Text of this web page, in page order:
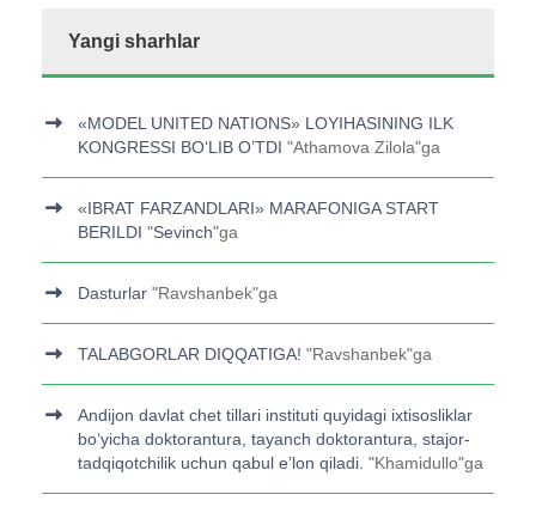
Yangi sharhlar
«MODEL UNITED NATIONS» LOYIHASINING ILK
KONGRESSI BOʻLIB O’TDI "Athamova Zilola"ga
«IBRAT FARZANDLARI» MARAFONIGA START
BERILDI "Sevinch"ga
Dasturlar "Ravshanbek"ga
TALABGORLAR DIQQATIGA! "Ravshanbek"ga
Andijon davlat chet tillari instituti quyidagi ixtisosliklar
bo‘yicha doktorantura, tayanch doktorantura, stajor-
tadqiqotchilik uchun qabul e’lon qiladi. "Khamidullo"ga